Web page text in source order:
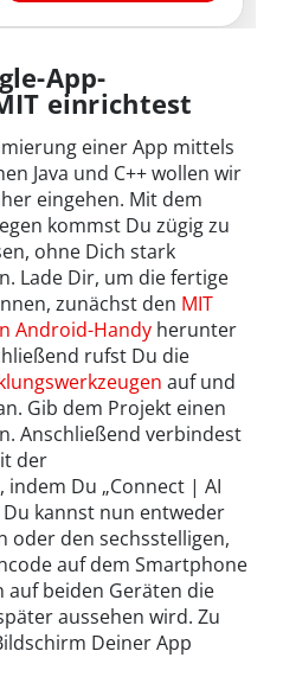
App-
einrichtest
einer App mittels
Java und C++ wollen wir
eingehen. Mit dem
kommst Du zügig zu
ohne Dich stark
Lade Dir, um die fertige
zunächst den MIT
Android-Handy herunter
rufst Du die
auf und
Gib dem Projekt einen
Anschließend verbindest
der
indem Du „Connect | AI
kannst nun entweder
oder den sechsstelligen,
auf dem Smartphone
auf beiden Geräten die
aussehen wird. Zu
Deiner App